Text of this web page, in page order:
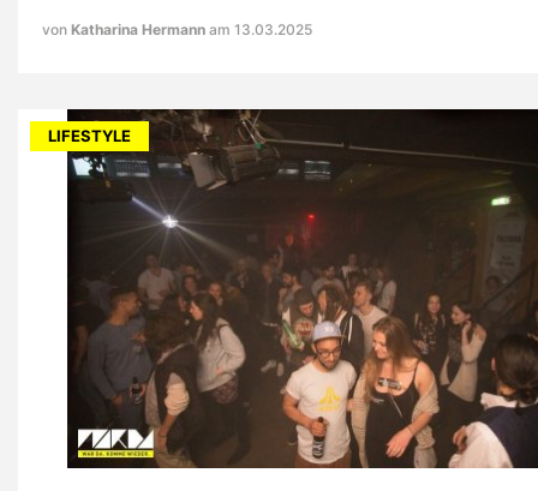
von Katharina Hermann am 13.03.2025
LIFESTYLE